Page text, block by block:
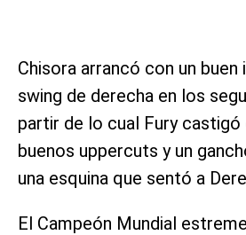
Chisora arrancó con un
swing de derecha en los
partir de lo cual Fury castigó
buenos uppercuts y un
una esquina que sentó a
El Campeón Mundial